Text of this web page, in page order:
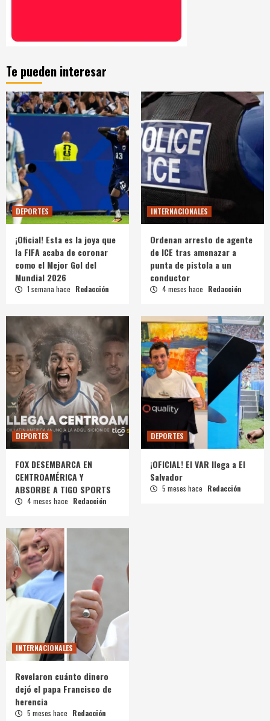
Te pueden interesar
DEPORTES
¡Oficial! Esta es la joya que
la FIFA acaba de coronar
como el Mejor Gol del
Mundial 2026
1 semana hace Redacción
INTERNACIONALES
Ordenan arresto de agente
de ICE tras amenazar a
punta de pistola a un
conductor
4 meses hace Redacción
DEPORTES
FOX DESEMBARCA EN
CENTROAMÉRICA Y
ABSORBE A TIGO SPORTS
4 meses hace Redacción
DEPORTES
¡OFICIAL! El VAR llega a El
Salvador
5 meses hace Redacción
INTERNACIONALES
Revelaron cuánto dinero
dejó el papa Francisco de
herencia
5 meses hace Redacción